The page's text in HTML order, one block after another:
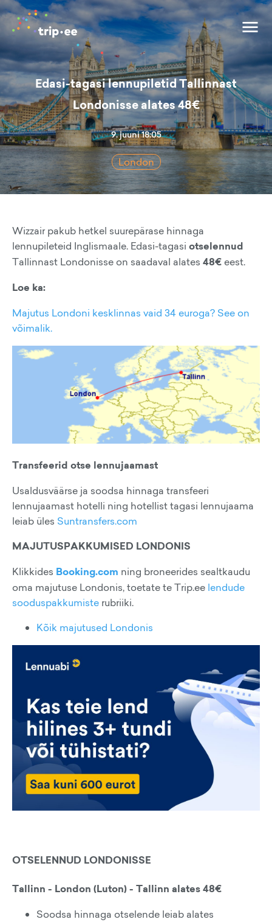
Edasi-tagasi lennupiletid Tallinnast
Londonisse alates 48€
9. juuni 18:05
London
Wizzair pakub hetkel suurepärase hinnaga
lennupileteid Inglismaale. Edasi-tagasi otselennud
Tallinnast Londonisse on saadaval alates 48€ eest.
Loe ka:
Majutus Londoni kesklinnas vaid 34 euroga? See on
võimalik.
Transfeerid otse lennujaamast
Usaldusväärse ja soodsa hinnaga transfeeri
lennujaamast hotelli ning hotellist tagasi lennujaama
leiab üles Suntransfers.com
MAJUTUSPAKKUMISED LONDONIS
Klikkides Booking.com ning broneerides sealtkaudu
oma majutuse Londonis, toetate te Trip.ee lendude
sooduspakkumiste rubriiki.
Kõik majutused Londonis
OTSELENNUD LONDONISSE
Tallinn - London (Luton) - Tallinn alates 48€
Soodsa hinnaga otselende leiab alates